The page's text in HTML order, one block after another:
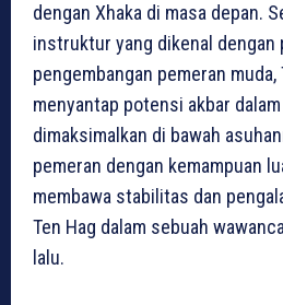
dengan Xhaka di masa depan.
instruktur yang dikenal dengan
pengembangan pemeran muda,
menyantap potensi akbar
dimaksimalkan di bawah
pemeran dengan kemampuan
membawa stabilitas dan
Ten Hag dalam sebuah
lalu.